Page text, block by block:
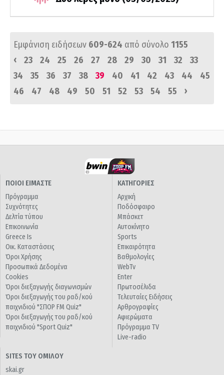
Εμφάνιση ειδήσεων 609-624 από σύνολο 1155
‹
23 24 25 26 27 28 29 30 31 32
33
34
35 36 37 38 39 40 41 42 43 44
45
46
47 48 49 50 51 52 53 54 55 ›
ΠΟΙΟΙ ΕΙΜΑΣΤΕ
Πρόγραμμα
Συχνότητες
Δελτία τύπου
Επικοινωνία
Greece Is
Οικ. Καταστάσεις
Όροι Χρήσης
Προσωπικά Δεδομένα
Cookies
Όροι διεξαγωγής διαγωνισμών
Όροι διεξαγωγής του ραδ/κού
παιχνιδιού "ΣΠΟΡ FM Quiz"
Όροι διεξαγωγής του ραδ/κού
παιχνιδιού "Sport Quiz"
ΚΑΤΗΓΟΡΙΕΣ
Αρχική
Ποδόσφαιρο
Μπάσκετ
Αυτοκίνητο
Sports
Επικαιρότητα
Βαθμολογίες
WebTv
Enter
Πρωτοσέλιδα
Τελευταίες Ειδήσεις
Αρθρογραφίες
Αφιερώματα
Πρόγραμμα TV
Live-radio
SITES ΤΟΥ ΟΜΙΛΟΥ
skai.gr